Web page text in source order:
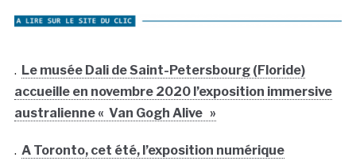
. Le musée Dali de Saint-Petersbourg (Floride)
accueille en novembre 2020 l’exposition immersive
australienne « Van Gogh Alive »
. A Toronto, cet été, l’exposition numérique